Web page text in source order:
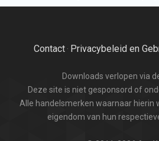
Contact· Privacybeleid en
Downloads verlopen via
Deze site is niet gesponsord of
Alle handelsmerken waarnaar hierin
eigendom van hun